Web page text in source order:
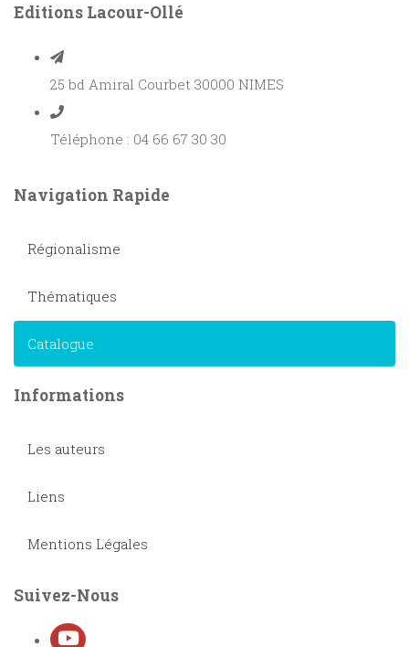
Editions Lacour-Ollé
25 bd Amiral Courbet 30000 NIMES
Téléphone : 04 66 67 30 30
Navigation Rapide
Régionalisme
Thématiques
Catalogue
Informations
Les auteurs
Liens
Mentions Légales
Suivez-Nous